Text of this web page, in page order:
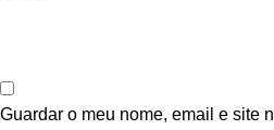
Guardar o meu nome, email e site